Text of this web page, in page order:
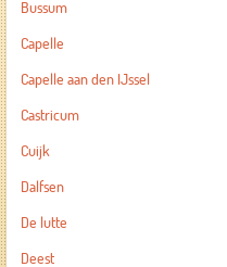
Bussum
Capelle
Capelle aan den IJssel
Castricum
Cuijk
Dalfsen
De lutte
Deest